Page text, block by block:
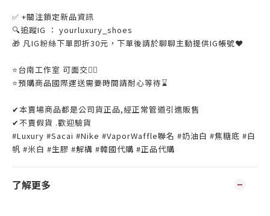
✅ +關注鎖定新品資訊
🔍追蹤IG ： yourluxury_shoes
🎁 凡IG粉絲下單即折30元，下單後請於聊聊主動提供IG帳號❤
⭐️台南工作室 可面交👌🏼
⭐️預購商品國際運送需要時間請耐心等待⌛️
✔本賣場商品都是公司貨正品,經正常管道引進販售
✔不賣假貨 .歡迎驗貨
#Luxury #Sacai #Nike #VaporWaffle聯名 #奶油白 #焦糖底 #白
帆 #米白 #生膠 #解構 #韓國代購 #正品代購
了解更多